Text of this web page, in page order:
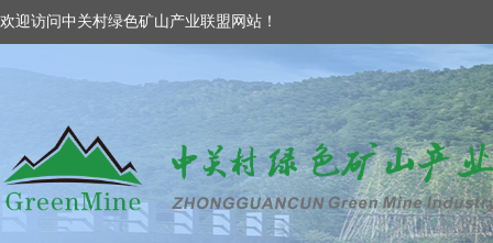
欢迎访问中关村绿色矿山产业联盟网站！